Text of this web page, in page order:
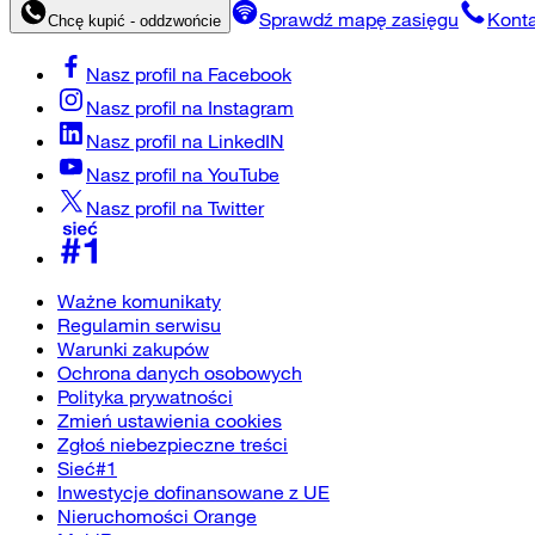
Chcę kupić - oddzwońcie Sprawdź mapę zasięgu
Nasz profil na Facebook
Nasz profil na Instagram
Nasz profil na LinkedIN
Nasz profil na YouTube
Nasz profil na Twitter
Ważne komunikaty
Regulamin serwisu
Warunki zakupów
Ochrona danych osobowych
Polityka prywatności
Zmień ustawienia cookies
Zgłoś niebezpieczne treści
Sieć#1
Inwestycje dofinansowane z UE
Nieruchomości Orange